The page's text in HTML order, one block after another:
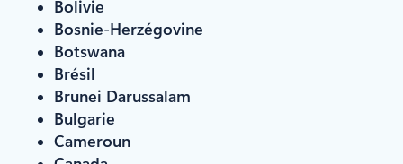
Bolivie
Bosnie-Herzégovine
Botswana
Brésil
Brunei Darussalam
Bulgarie
Cameroun